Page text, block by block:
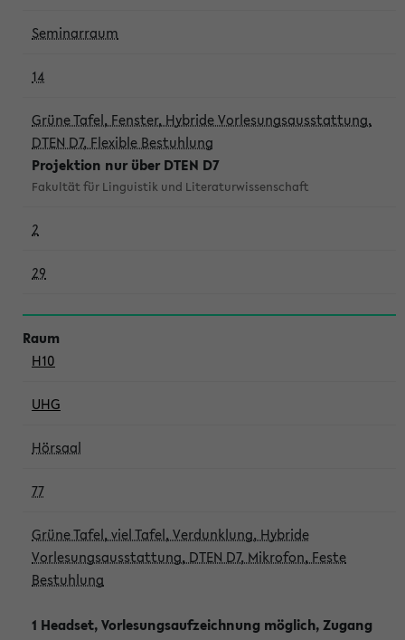
Seminarraum
14
Grüne Tafel, Fenster, Hybride Vorlesungsausstattung,
DTEN D7, Flexible Bestuhlung
Projektion nur über DTEN D7
Fakultät für Linguistik und Literaturwissenschaft
2
29
H10
UHG
Hörsaal
77
Grüne Tafel, viel Tafel, Verdunklung, Hybride
Vorlesungsausstattung, DTEN D7, Mikrofon, Feste
Bestuhlung
1 Headset, Vorlesungsaufzeichnung möglich, Zugang